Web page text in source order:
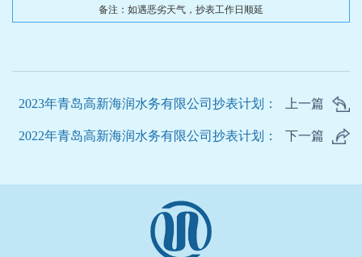
备注：如遇恶劣天气，抄表工作日顺延
2023年青岛高新海润水务有限公司抄表计划： 上一篇
2022年青岛高新海润水务有限公司抄表计划： 下一篇